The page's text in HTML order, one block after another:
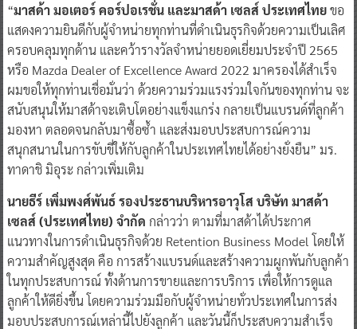
“มาสด้า มอเตอร์ คอร์ปอเรชั่น และมาสด้า เซลส์ ประเทศไทยขอ
แสดงความยินดีกับผู้จำหน่ายทุกท่านที่ดำเนินธุรกิจด้วยความเป็นเลิศ
ครอบคลุมทุกด้าน และคว้ารางวัลจำหน่ายยอดเยี่ยมประจำปี 2565
หรือ Mazda Dealer of Excellence Award 2022 มาครองได้สำเร็จ
ผมขอให้ทุกท่านเชื่อมั่นว่า ด้วยความร่วมแรงร่วมใจกันของทุกท่าน จะ
สนับสนุนให้มาสด้าจะเติบโตอย่างแข็งแกร่ง กลายเป็นแบรนด์ที่ลูกค้า
มองหา ตลอดจนกลับมาซื้อซ้ำ และส่งมอบประสบการณ์ความ
สนุกสนานในการขับขี่ให้กับลูกค้าในประเทศไทยได้อย่างยั่งยืน” มร.
ทาดาชิ มิอุระ กล่าวเพิ่มเติม
นายธีร์ เพิ่มพงศ์พันธ์ รองประธานบริหารอาวุโส บริษัท มาสด้า
เซลส์ (ประเทศไทย) จำกัด กล่าวว่า ตามที่มาสด้าได้ประกาศ
แนวทางในการดำเนินธุรกิจด้วย Retention Business Model โดยให้
ความสำคัญสูงสุด คือ การสร้างแบรนด์และสร้างความผูกพันกับลูกค้า
ในทุกประสบการณ์ ทั้งด้านการขายและการบริการ เพื่อให้การดูแล
ลูกค้าให้ดียิ่งขึ้น โดยความร่วมมือกับผู้จำหน่ายทั่วประเทศในการส่ง
มอบประสบการณ์เหล่านี้ไปยังลูกค้า และวันนี้ก็ประสบความสำเร็จ